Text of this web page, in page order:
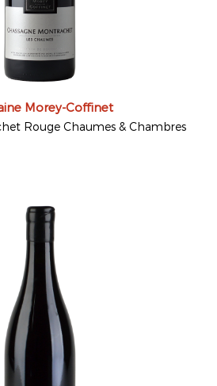
Morey-Coffinet
Rouge Chaumes & Chambres